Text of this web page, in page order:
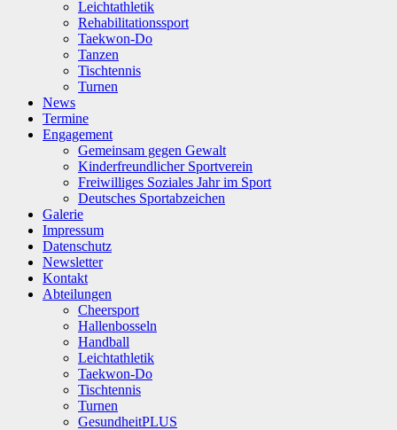
Leichtathletik
Rehabilitationssport
Taekwon-Do
Tanzen
Tischtennis
Turnen
News
Termine
Engagement
Gemeinsam gegen Gewalt
Kinderfreundlicher Sportverein
Freiwilliges Soziales Jahr im Sport
Deutsches Sportabzeichen
Galerie
Impressum
Datenschutz
Newsletter
Kontakt
Abteilungen
Cheersport
Hallenbosseln
Handball
Leichtathletik
Taekwon-Do
Tischtennis
Turnen
GesundheitPLUS